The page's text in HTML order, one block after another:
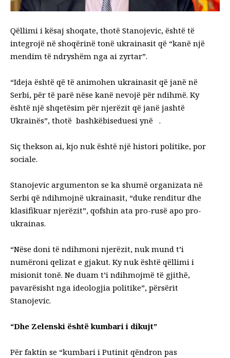
Qëllimi i kësaj shoqate, thotë Stanojevic, është të
integrojë në shoqërinë tonë ukrainasit që “kanë një
mendim të ndryshëm nga ai zyrtar”.
“Ideja është që të animohen ukrainasit që janë në
Serbi, për të parë nëse kanë nevojë për ndihmë. Ky
është një shqetësim për njerëzit që janë jashtë
Ukrainës”, thotë bashkëbiseduesi ynë .
Siç thekson ai, kjo nuk është një histori politike, por
sociale.
Stanojevic argumenton se ka shumë organizata në
Serbi që ndihmojnë ukrainasit, “duke renditur dhe
klasifikuar njerëzit”, qofshin ata pro-rusë apo pro-
ukrainas.
“Nëse doni të ndihmoni njerëzit, nuk mund t’i
numëroni qelizat e gjakut. Ky nuk është qëllimi i
misionit tonë. Ne duam t’i ndihmojmë të gjithë,
pavarësisht nga ideologjia politike”, përsërit
Stanojevic.
“Dhe Zelenski është kumbari i dikujt”
Për faktin se “kumbari i Putinit qëndron pas